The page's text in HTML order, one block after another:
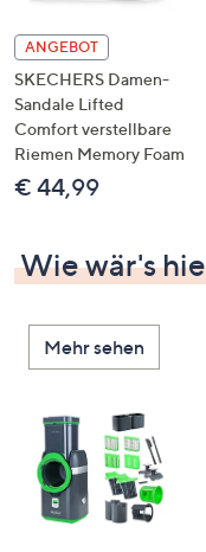
links
bzw.
rechts,
um
diese
anzuzeigen.
ANGEBOT
SKECHERS Damen-
Sandale Lifted
Comfort verstellbare
Riemen Memory Foam
€ 44,99
Wie wär's
Mehr sehen